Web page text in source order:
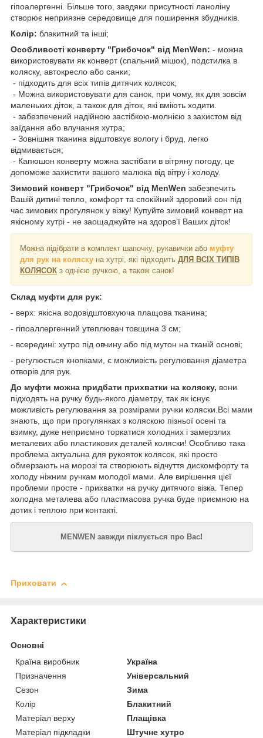
гіпоалергенні. Більше того, завдяки присутності ланоліну
створює неприязне середовище для поширення збудників.
Колір: блакитний та інші;
Особливості конверту "Грибочок" від MenWen: - можна
використовувати як конверт (спальний мішок), подстилка в
коляску, автокресло або санки;
- підходить для всіх типів дитячих колясок;
- Можна використовувати для санок, при чому, як для зовсім
маленьких діток, а також для діток, які вміють ходити.
- забезпечений надійною застібкою-молнією з захистом від
заїдання або влучання хутра;
- Зовнішня тканина відштовхує вологу і бруд, легко
відмивається;
- Капюшон конверту можна застібати в вітряну погоду, це
допоможе захистити вашого малюка від вітру і холоду.
Зимовий конверт "Грибочок" від MenWen забезпечить
Вашій дитині тепло, комфорт та спокійний здоровий сон під
час зимових прогулянок у візку! Купуйте зимовий конверт на
якісному хутрі - не заощаджуйте на здоров'ї Ваших діток!
Можна підібрати в комплект шапочку, рукавички або муфту
для рук на коляску на хутрі, які підходить ДЛЯ ВСІХ ТИПІВ
КОЛЯСОК з однією ручкою, а також санок!
Склад муфти для рук:
- верх: якісна водовідштовхуюча плащова тканина;
- гіпоаллергенний утеплювач товщина 3 см;
- всередині: хутро під овчину або під мутон на тканій основі;
- регулюється кнопками, є можливість регулювання діаметра
отворів для рук.
До муфти можна придбати прихватки на коляску, вони
підходять на ручку будь-якого діаметру, так як існує
можливість регулювання за розмірами ручки коляски.Всі мами
знають, що при прогулянках з коляскою пізньої осені та
взимку, дуже неприємно торкатися холодних і замерзлих
металевих або пластикових деталей коляски! Особливо така
проблема актуальна для рукояток колясок, які просто
обмерзають на морозі та створюють відчуття дискомфорту та
холоду ніжним ручкам молодої мами. Але вирішення цієї
проблеми просте - прихватки на ручку дитячого візка. Тепер
холодна металева або пластмасова ручка буде приємною на
дотик і теплою при контакті.
MENWEN завжди піклується про Вас!
Приховати
Характеристики
Основні
Країна виробник
Україна
Призначення
Універсальний
Сезон
Зима
Колір
Блакитний
Матеріал верху
Плащівка
Матеріал підкладки
Штучне хутро